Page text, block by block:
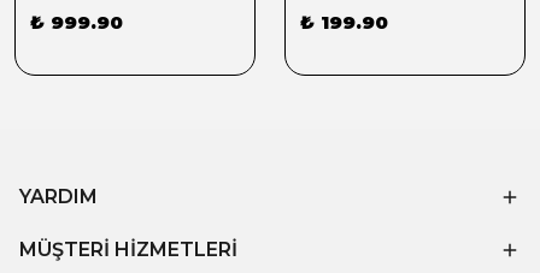
₺ 999.90 ₺ 199.90
YARDIM
MÜŞTERİ HİZMETLERİ